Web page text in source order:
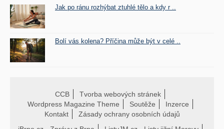
Jak po ránu rozhýbat ztuhlé tělo a kdy r ..
Bolí vás kolena? Příčina může být v celé ..
CCB
Tvorba webových stránek
Wordpress Magazine Theme
Soutěže
Inzerce
Kontakt
Zásady ochrany osobních údajů